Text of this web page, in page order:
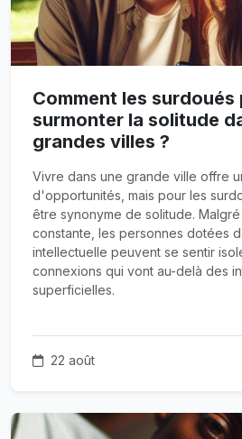
Comment les
surmonter la solitude
grandes villes ?
Vivre dans une grande ville offre
d'opportunités, mais pour les
être synonyme de solitude.
constante, les personnes dotées
intellectuelle peuvent se sentir
connexions qui vont au-delà des
superficielles.
22 août